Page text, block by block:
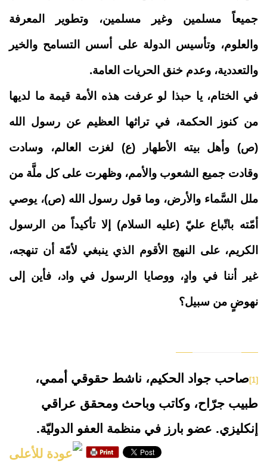
جميعاً مسلمين وغير مسلمين، وتطوير المعرفة
والعلوم، وتأسيس الدولة على أسس التسامح والخير
والتعددية، وعدم خنق الحريات العامة.
في الختام، يا حبذا لو عرفت هذه الأمة قيمة ما لديها
من كنوز الحكمة، في تراثها العظيم عن رسول الله
(ص) وأهل بيته الأطهار (ع) لغزت العالم، وسادت
وقادت جميع الشعوب والأمم، وظهرت على كل ملَّة من
ملل السَّماء والأرض، وما قول رسول الله (ص)، يوصي
أمّته باتّباع عليّ (عليه السلام) إلا تأكيداً من الرسول
الكريم، على النهج الأقوم الذي ينبغي لأمّة أن تنهجه،
غير أننا في وادٍ، ووصايا الرسول في واد، فأين إلى
نهوضٍ من سبيل؟
[1]صاحب جواد الحكيم، ناشط حقوقي أممي،
طبيب جرّاح، وكاتب وباحث ومحقق عراقي
إنكليزي. عضو بارز في منظمة العفو الدوليّة.